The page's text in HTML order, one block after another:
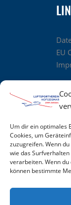
Um dir ein optimales
Cookies, um
zuzugreifen. Wenn
wie das
verarbeiten. Wenn
können bestimmte
EU